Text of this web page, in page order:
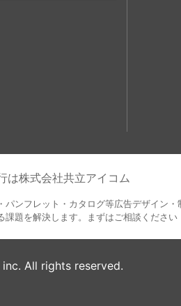
は株式会社共立アイコム
ンフレット・カタログ等広告デザイン
課題を解決します。まずはご相談ください
All rights reserved.